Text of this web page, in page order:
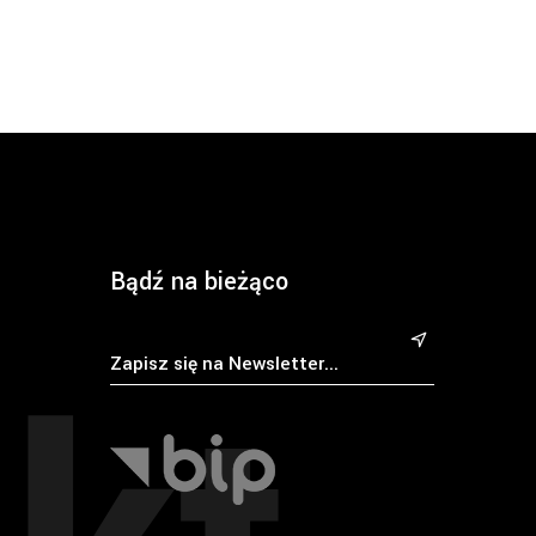
Bądź na bieżąco
&